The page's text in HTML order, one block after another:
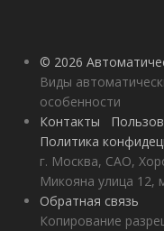
© 2026
Виды
особенности
Контакты
Политика
г. Москва, САО,
Микояна улица 12,
Обратная связь
Копирование